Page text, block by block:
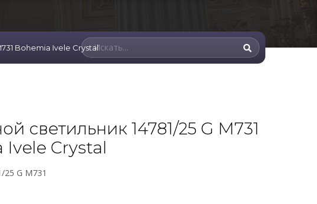
Bohemia Ivele Crystal
светильник 14781/25 G M731
Ivele Crystal
25 G M731